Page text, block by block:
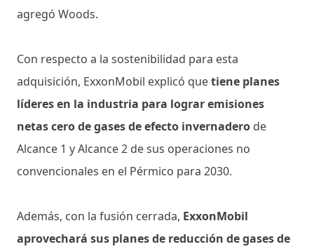
agregó Woods.
Con respecto a la sostenibilidad para esta
adquisición, ExxonMobil explicó quetiene planes
líderes en la industria para lograr emisiones
netas cero de gases de efecto invernadero de
Alcance 1 y Alcance 2 de sus operaciones no
convencionales en el Pérmico para 2030.
Además, con la fusión cerrada, ExxonMobil
aprovechará sus planes de reducción de gases de